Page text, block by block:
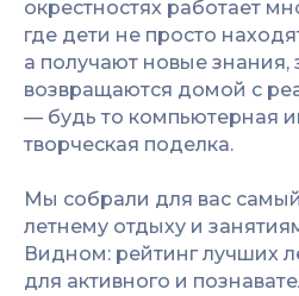
окрестностях работает
где дети не просто
а получают новые знания,
возвращаются домой с
— будь то компьютерная
творческая поделка.
Мы собрали для вас
летнему отдыху и
Видном: рейтинг лучших
для активного и